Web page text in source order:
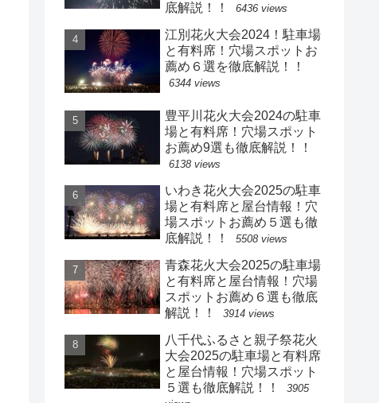
底解説！！
6436 views
江別花火大会2024！駐車場
と有料席！穴場スポットお
薦め６選を徹底解説！！
6344 views
豊平川花火大会2024の駐車
場と有料席！穴場スポット
お薦め9選も徹底解説！！
6138 views
いわき花火大会2025の駐車
場と有料席と屋台情報！穴
場スポットお薦め５選も徹
底解説！！
5508 views
青森花火大会2025の駐車場
と有料席と屋台情報！穴場
スポットお薦め６選も徹底
解説！！
3914 views
八千代ふるさと親子祭花火
大会2025の駐車場と有料席
と屋台情報！穴場スポット
５選も徹底解説！！
3905